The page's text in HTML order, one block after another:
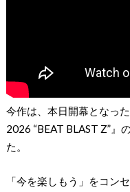
今作は、本日開幕となっ
2026 “BEAT BLAST Z”』
た。
「今を楽しもう」をコン